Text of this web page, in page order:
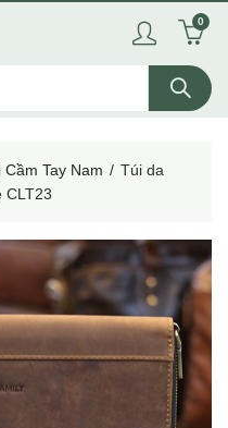
0
Cầm Tay Nam
Túi da
CLT23